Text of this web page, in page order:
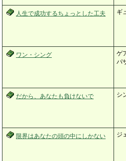
人生で成功するちょっとした工夫 ギ
ワン・シング
ゲ
パ
だから、あなたも負けないで シ
限界はあなたの頭の中にしかない ジ